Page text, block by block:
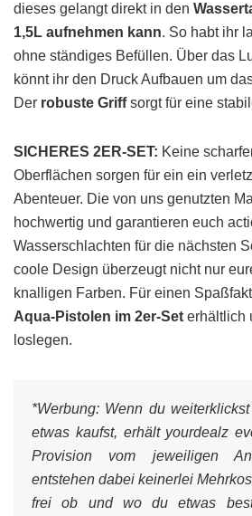
dieses gelangt direkt in den
1,5L aufnehmen kann. So habt ihr
ohne ständiges Befüllen. Über das
könnt ihr den Druck Aufbauen um
Der robuste Griffsorgt für eine
SICHERES 2ER-SET: Keine
Oberflächen sorgen für ein ein
Abenteuer. Die von uns genutzten
hochwertig und garantieren euch
Wasserschlachten für die nächsten
coole Design überzeugt nicht nur
knalligen Farben. Für einen
Aqua-Pistolen im 2er-Set erhältlich
loslegen.
*Werbung: Wenn du
etwas kaufst, erhält yourdealz
Provision vom jeweiligen
entstehen dabei keinerlei
frei ob und wo du etwas